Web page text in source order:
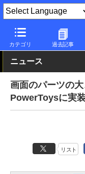
カテゴリ 過去記事
PC Watch ソフトウェ
ニュース
画面のパーツの
PowerToysに実
リスト